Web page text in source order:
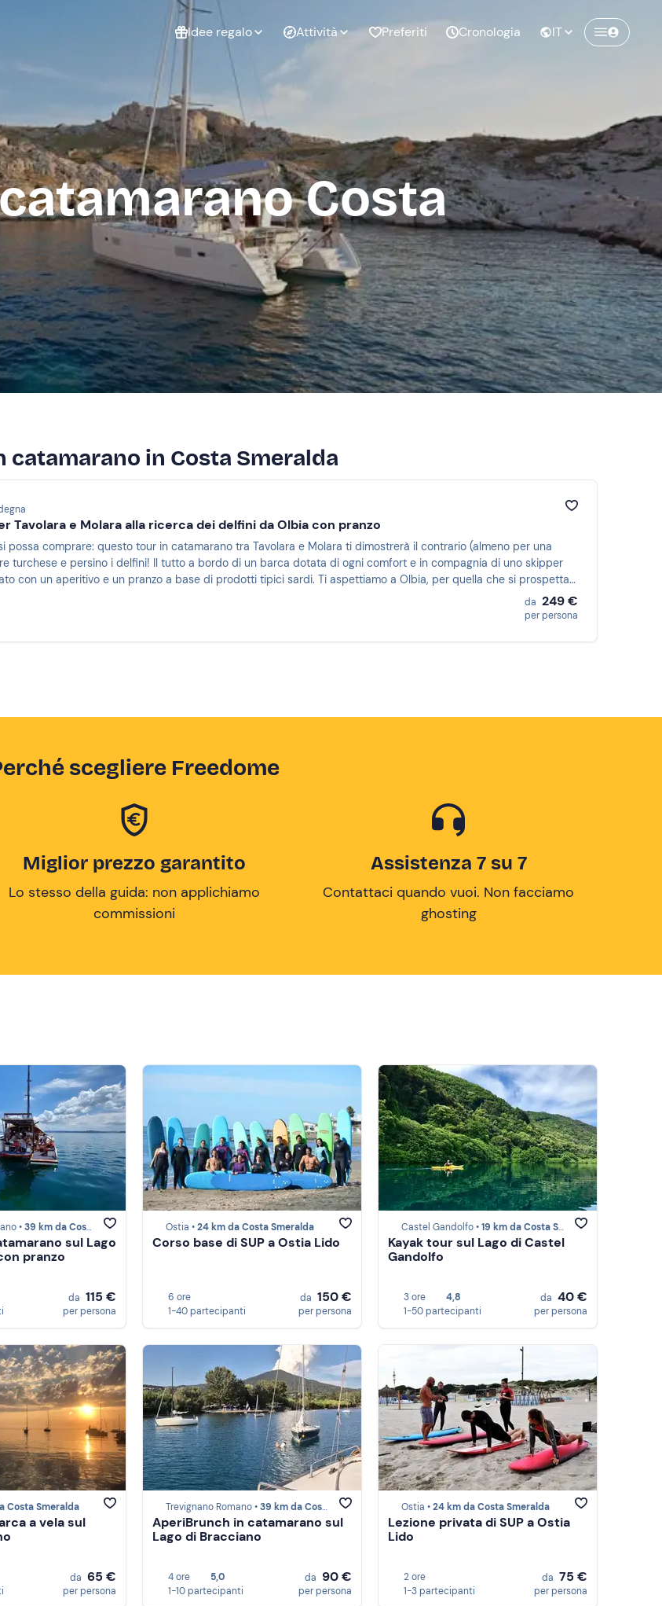
Idee regalo
Gift Card Freedome
Un regalo digitale che
lascia la libertà di
scegliere esperienze
outdoor in tutta Italia.
Regala una Gift Card
Esperienze da
regalare
Esperienze di
coppia
Compleanno
Laurea
Addio al
celibato
Addio al
nubilato
Attività Preferiti Cronologia IT
Costa
in Costa Smeralda
Tavolara e Molara alla ricerca dei delfini da Olbia con pranzo
possa comprare: questo tour in catamarano tra Tavolara e Molara ti dimostrerà il contrario (almeno per una
turchese e persino i delfini! Il tutto a bordo di un barca dotata di ogni comfort e in compagnia di uno skipper
con un aperitivo e un pranzo a base di prodotti tipici sardi. Ti aspettiamo a Olbia, per quella che si prospetta
della tua vita!
da 249 €
per persona
scegliere Freedome
Miglior prezzo garantito
Lo stesso della guida: non applichiamo
commissioni
Assistenza 7 su 7
Contattaci quando vuoi. Non facciamo
ghosting
•39 km da Costa Smeralda
sul Lago
pranzo
da 115 €
per persona
Ostia •24 km da Costa Smeralda
Corso base di SUP a Ostia Lido
6 ore
1-40 partecipanti
da 150 €
per persona
Castel Gandolfo •19 km da Costa Smeralda
Kayak tour sul Lago di Castel
Gandolfo
3 ore
4,8
1-50 partecipanti
da 40 €
per persona
Costa Smeralda
a vela sul
da 65 €
per persona
Trevignano Romano •39 km da Costa Smeralda
AperiBrunch in catamarano sul
Lago di Bracciano
4 ore
5,0
1-10 partecipanti
da 90 €
per persona
Ostia •24 km da Costa Smeralda
Lezione privata di SUP a Ostia
Lido
2 ore
1-3 partecipanti
da 75 €
per persona
Unisciti a una community di avventurieri
come te e colleziona ricordi indimenticabili!
Continua con l'email